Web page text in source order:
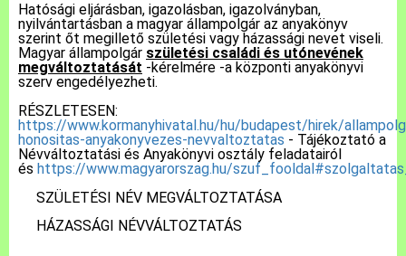
Művelődési ház
Elérhetőség
MAGYAR FALU PROGRAM
Versenyképes Járások
Program
Hatósági eljárásban, igazolásban, igazolványban,
nyilvántartásban a magyar állampolgár az anyakönyv
szerint őt megillető születési vagy házassági nevet viseli.
Magyar állampolgár születési családi és utónevének
megváltoztatását -kérelmére -a központi anyakönyvi
szerv engedélyezheti.
RÉSZLETESEN:
https://www.kormanyhivatal.hu/hu/budapest/hirek/
honositas-anyakonyvezes-nevvaltoztatas - Tájékoztató a
Névváltoztatási és Anyakönyvi osztály feladatairól
és https://www.magyarorszag.hu/
SZÜLETÉSI NÉV MEGVÁLTOZTATÁSA
HÁZASSÁGI NÉVVÁLTOZTATÁS